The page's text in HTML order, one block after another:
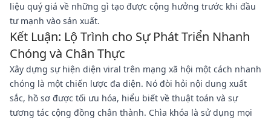
liệu quý giá về những gì tạo được cộng hưởng trước khi đầu
tư mạnh vào sản xuất.
Kết Luận: Lộ Trình cho Sự Phát Triển Nhanh
Chóng và Chân Thực
Xây dựng sự hiện diện viral trên mạng xã hội một cách nhanh
chóng là một chiến lược đa diện. Nó đòi hỏi nội dung xuất
sắc, hồ sơ được tối ưu hóa, hiểu biết về thuật toán và sự
tương tác cộng đồng chân thành. Chìa khóa là sử dụng mọi